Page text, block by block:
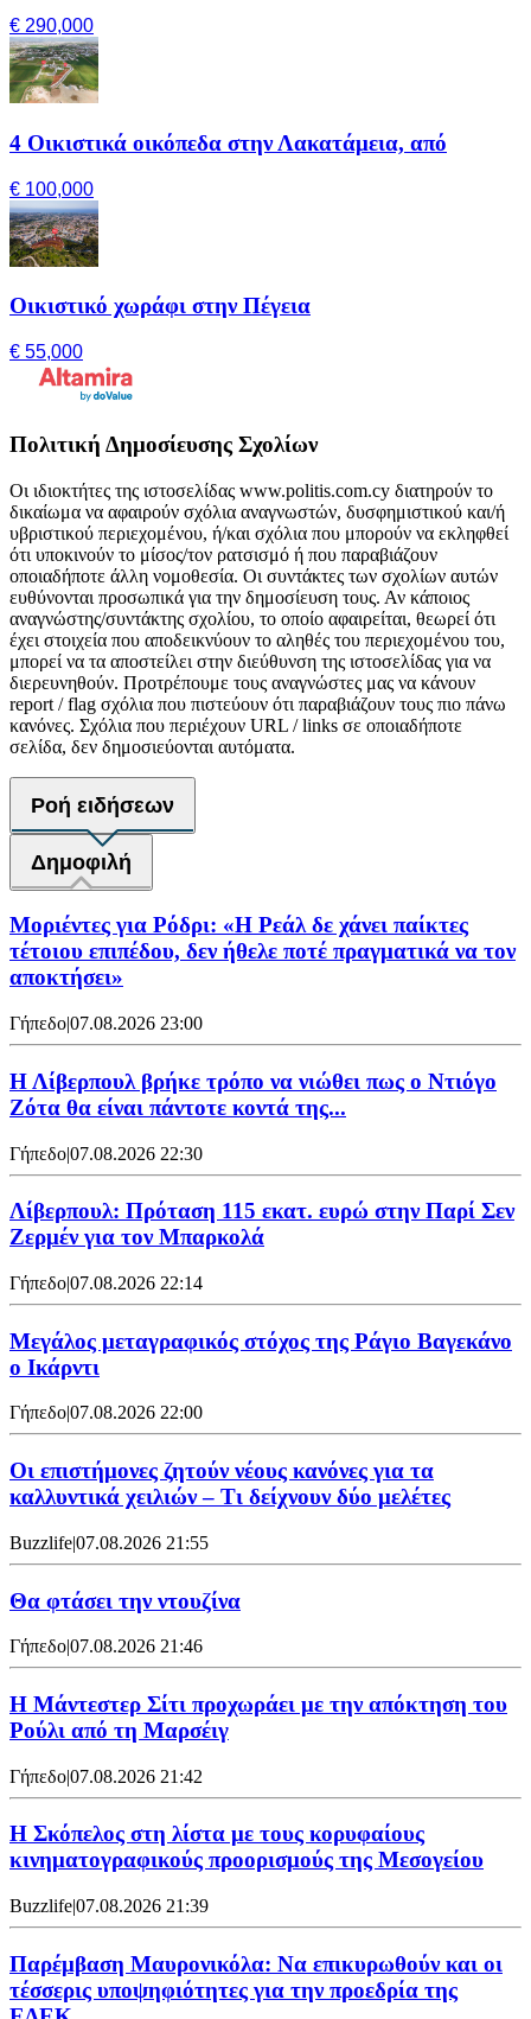
€ 290,000
4 Οικιστικά οικόπεδα στην Λακατάμεια, από
€ 100,000
Οικιστικό χωράφι στην Πέγεια
€ 55,000
Πολιτική Δημοσίευσης Σχολίων
Οι ιδιοκτήτες της ιστοσελίδας www.politis.com.cy διατηρούν το
δικαίωμα να αφαιρούν σχόλια αναγνωστών, δυσφημιστικού και/ή
υβριστικού περιεχομένου, ή/και σχόλια που μπορούν να εκληφθεί
ότι υποκινούν το μίσος/τον ρατσισμό ή που παραβιάζουν
οποιαδήποτε άλλη νομοθεσία. Οι συντάκτες των σχολίων αυτών
ευθύνονται προσωπικά για την δημοσίευση τους. Αν κάποιος
αναγνώστης/συντάκτης σχολίου, το οποίο αφαιρείται, θεωρεί ότι
έχει στοιχεία που αποδεικνύουν το αληθές του περιεχομένου του,
μπορεί να τα αποστείλει στην διεύθυνση της ιστοσελίδας για να
διερευνηθούν. Προτρέπουμε τους αναγνώστες μας να κάνουν
report / flag σχόλια που πιστεύουν ότι παραβιάζουν τους πιο πάνω
κανόνες. Σχόλια που περιέχουν URL / links σε οποιαδήποτε
σελίδα, δεν δημοσιεύονται αυτόματα.
Ροή ειδήσεων
Δημοφιλή
Μοριέντες για Ρόδρι: «Η Ρεάλ δε χάνει παίκτες
τέτοιου επιπέδου, δεν ήθελε ποτέ πραγματικά να τον
αποκτήσει»
Γήπεδο|07.08.2026 23:00
Η Λίβερπουλ βρήκε τρόπο να νιώθει πως ο Ντιόγο
Ζότα θα είναι πάντοτε κοντά της...
Γήπεδο|07.08.2026 22:30
Λίβερπουλ: Πρόταση 115 εκατ. ευρώ στην Παρί Σεν
Ζερμέν για τον Μπαρκολά
Γήπεδο|07.08.2026 22:14
Μεγάλος μεταγραφικός στόχος της Ράγιο Βαγεκάνο
ο Ικάρντι
Γήπεδο|07.08.2026 22:00
Οι επιστήμονες ζητούν νέους κανόνες για τα
καλλυντικά χειλιών – Τι δείχνουν δύο μελέτες
Buzzlife|07.08.2026 21:55
Θα φτάσει την ντουζίνα
Γήπεδο|07.08.2026 21:46
Η Μάντεστερ Σίτι προχωράει με την απόκτηση του
Ρούλι από τη Μαρσέιγ
Γήπεδο|07.08.2026 21:42
Η Σκόπελος στη λίστα με τους κορυφαίους
κινηματογραφικούς προορισμούς της Μεσογείου
Buzzlife|07.08.2026 21:39
Παρέμβαση Μαυρονικόλα: Να επικυρωθούν και οι
τέσσερις υποψηφιότητες για την προεδρία της